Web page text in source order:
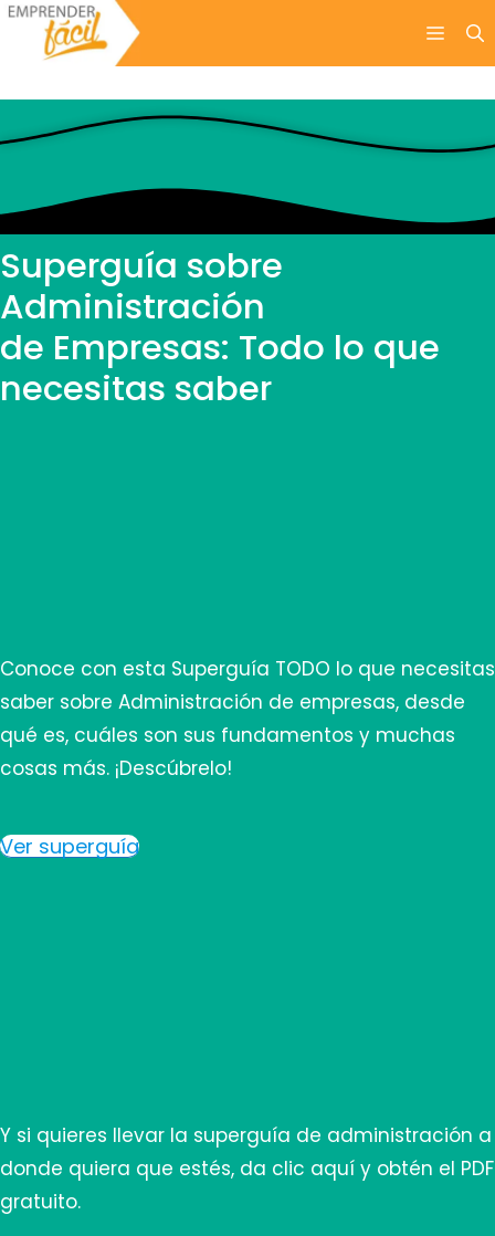
Saltar
Menú
Superguía sobre
Administración
de Empresas: Todo lo que
necesitas saber
Conoce con esta Superguía TODO lo que necesitas
saber sobre Administración de empresas, desde
qué es, cuáles son sus fundamentos y muchas
cosas más. ¡Descúbrelo!
Ver superguía
Y si quieres llevar la superguía de administración a
donde quiera que estés, da clic aquí y obtén el PDF
gratuito.